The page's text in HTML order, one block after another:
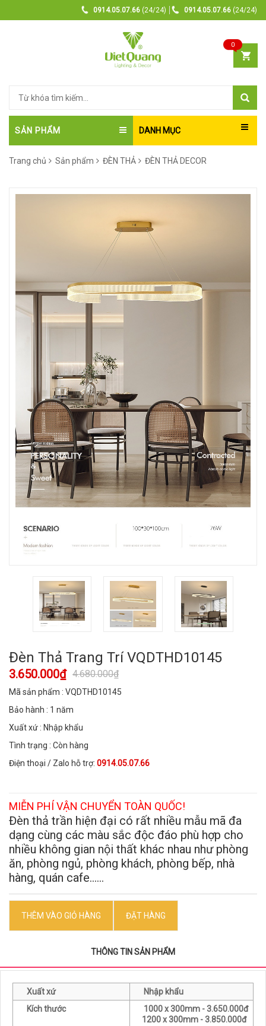
0914.05.07.66 (24/24) 0914.05.07.66 (24/24)
0
SẢN PHẨM DANH MỤC
Trang chủ Sản phẩm ĐÈN THẢ ĐÈN THẢ DECOR
Đèn Thả Trang Trí VQDTHD10145
3.650.000₫ 4.680.000₫
Mã sản phẩm : VQDTHD10145
Bảo hành : 1 năm
Xuất xứ : Nhập khẩu
Tình trạng : Còn hàng
Điện thoại / Zalo hỗ trợ: 0914.05.07.66
MIỄN PHÍ VẬN CHUYỂN TOÀN QUỐC!
Đèn thả trần hiện đại có rất nhiều mẫu mã đa
dạng cùng các màu sắc độc đáo phù hợp cho
nhiều không gian nội thất khác nhau như phòng
ăn, phòng ngủ, phòng khách, phòng bếp, nhà
hàng, quán cafe......
THÊM VÀO GIỎ HÀNG ĐẶT HÀNG
THÔNG TIN SẢN PHẨM
Xuất xứ
Nhập khẩu
Kích thước
1000 x 300mm - 3.650.000đ
1200 x 300mm - 3.850.000đ